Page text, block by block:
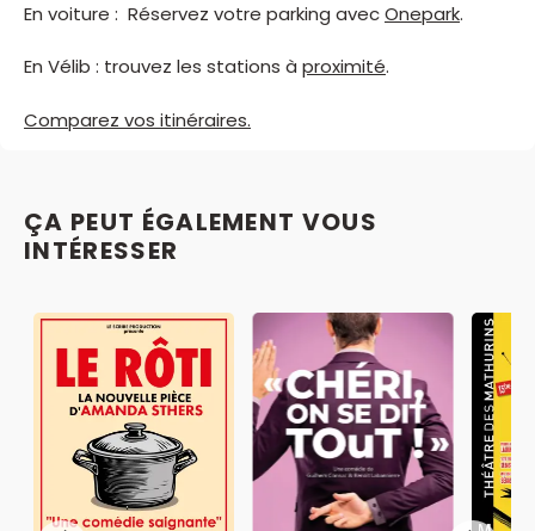
En voiture : Réservez votre parking avecOnepark.
En Vélib : trouvez les stations à proximité.
Comparez vos itinéraires.
ÇA PEUT ÉGALEMENT VOUS
INTÉRESSER